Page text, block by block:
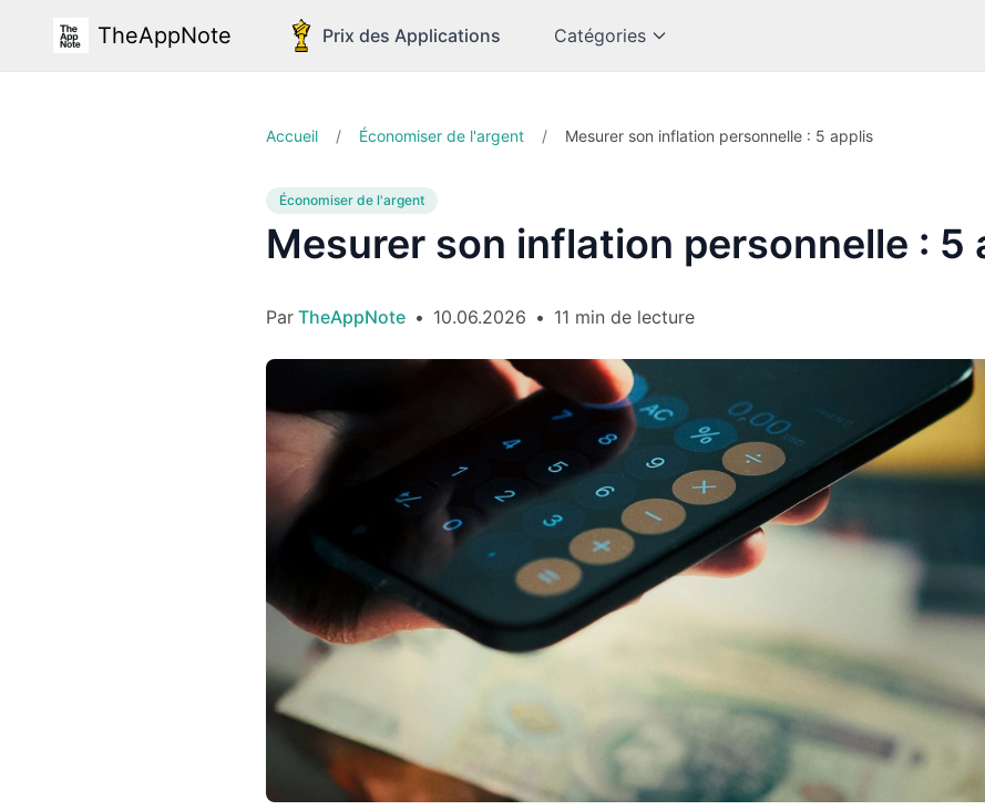
TheAppNote Prix des Applications Catégories
Accueil / Économiser de l'argent / Mesurer son inflation personnelle : 5 applis
Économiser de l'argent
Mesurer son inflation personnelle : 5
Par TheAppNote • 10.06.2026 • 11 min de lecture